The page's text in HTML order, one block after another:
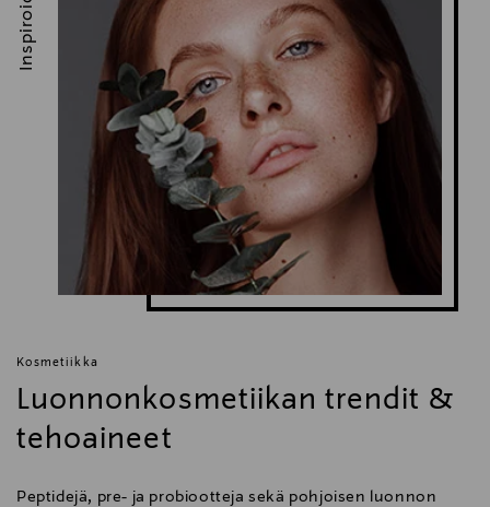
Kosmetiikka
Luonnonkosmetiikan trendit &
tehoaineet
Peptidejä, pre- ja probiootteja sekä pohjoisen luonnon
Inspiroidu